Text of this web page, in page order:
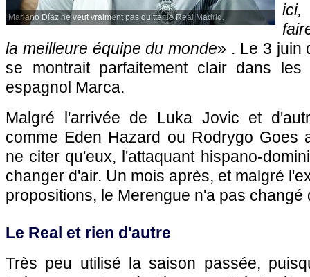
Mariano Díaz ne veut vraiment pas quitter le Real Madrid.
ici,
la meilleure équipe du monde» . Le 3 juin
se montrait parfaitement clair dans
espagnol Marca.
Malgré l'arrivée de Luka Jovic et
comme Eden Hazard ou Rodrygo Goes
ne citer qu'eux, l'attaquant hispano-
changer d'air. Un mois après, et malgré
propositions, le Merengue n'a pas changé
Le Real et rien d'autre
Très peu utilisé la saison passée,